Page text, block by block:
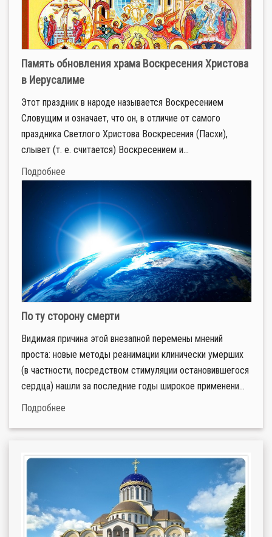
Память обновления храма Воскресения Христова
в Иерусалиме
Этот праздник в народе называется Воскресением
Словущим и означает, что он, в отличие от самого
праздника Светлого Христова Воскресения (Пасхи),
слывет (т. е. считается) Воскресением и...
Подробнее
По ту сторону смерти
Видимая причина этой внезапной перемены мнений
проста: новые методы реанимации клинически умерших
(в частности, посредством стимуляции остановившегося
сердца) нашли за последние годы широкое применени...
Подробнее